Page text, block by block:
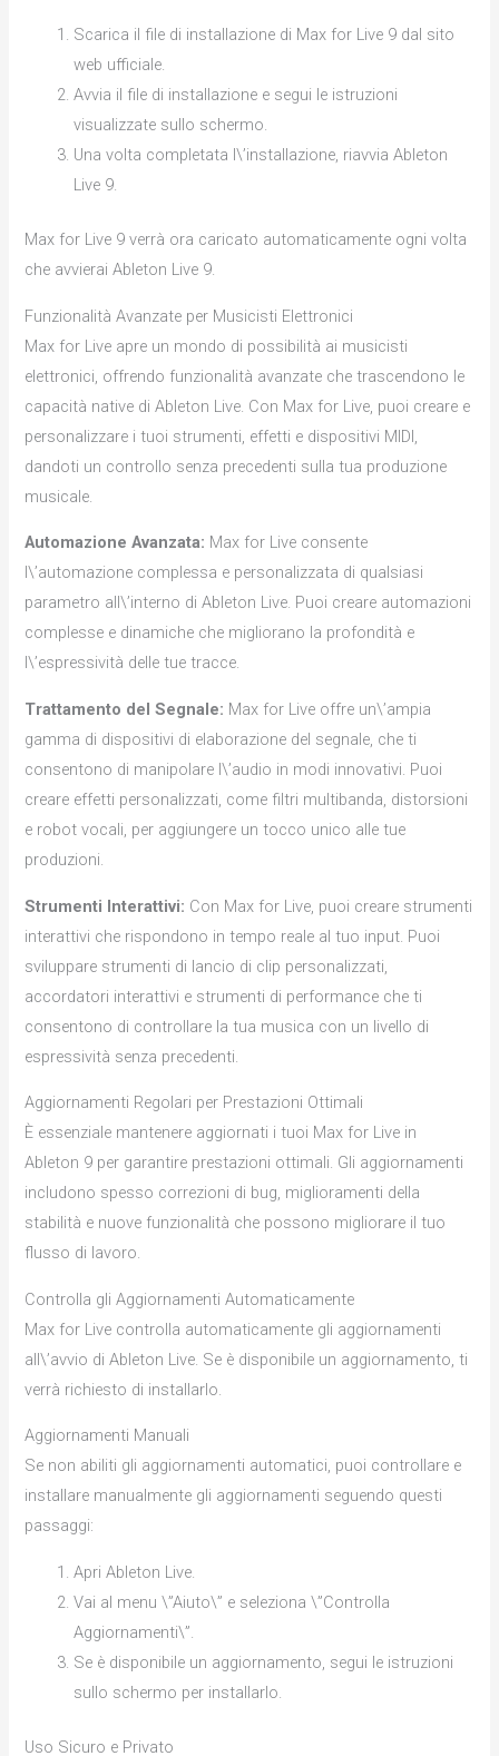
Scarica il file di installazione di Max for Live 9 dal sito
web ufficiale.
Avvia il file di installazione e segui le istruzioni
visualizzate sullo schermo.
Una volta completata l\’installazione, riavvia Ableton
Live 9.
Max for Live 9 verrà ora caricato automaticamente ogni volta
che avvierai Ableton Live 9.
Funzionalità Avanzate per Musicisti Elettronici
Max for Live apre un mondo di possibilità ai musicisti
elettronici, offrendo funzionalità avanzate che trascendono le
capacità native di Ableton Live. Con Max for Live, puoi creare e
personalizzare i tuoi strumenti, effetti e dispositivi MIDI,
dandoti un controllo senza precedenti sulla tua produzione
musicale.
Automazione Avanzata: Max for Live consente
l\’automazione complessa e personalizzata di qualsiasi
parametro all\’interno di Ableton Live. Puoi creare automazioni
complesse e dinamiche che migliorano la profondità e
l\’espressività delle tue tracce.
Trattamento del Segnale: Max for Live offre un\’ampia
gamma di dispositivi di elaborazione del segnale, che ti
consentono di manipolare l\’audio in modi innovativi. Puoi
creare effetti personalizzati, come filtri multibanda, distorsioni
e robot vocali, per aggiungere un tocco unico alle tue
produzioni.
Strumenti Interattivi: Con Max for Live, puoi creare strumenti
interattivi che rispondono in tempo reale al tuo input. Puoi
sviluppare strumenti di lancio di clip personalizzati,
accordatori interattivi e strumenti di performance che ti
consentono di controllare la tua musica con un livello di
espressività senza precedenti.
Aggiornamenti Regolari per Prestazioni Ottimali
È essenziale mantenere aggiornati i tuoi Max for Live in
Ableton 9 per garantire prestazioni ottimali. Gli aggiornamenti
includono spesso correzioni di bug, miglioramenti della
stabilità e nuove funzionalità che possono migliorare il tuo
flusso di lavoro.
Controlla gli Aggiornamenti Automaticamente
Max for Live controlla automaticamente gli aggiornamenti
all\’avvio di Ableton Live. Se è disponibile un aggiornamento, ti
verrà richiesto di installarlo.
Aggiornamenti Manuali
Se non abiliti gli aggiornamenti automatici, puoi controllare e
installare manualmente gli aggiornamenti seguendo questi
passaggi:
Apri Ableton Live.
Vai al menu \”Aiuto\” e seleziona \”Controlla
Aggiornamenti\”.
Se è disponibile un aggiornamento, segui le istruzioni
sullo schermo per installarlo.
Uso Sicuro e Privato